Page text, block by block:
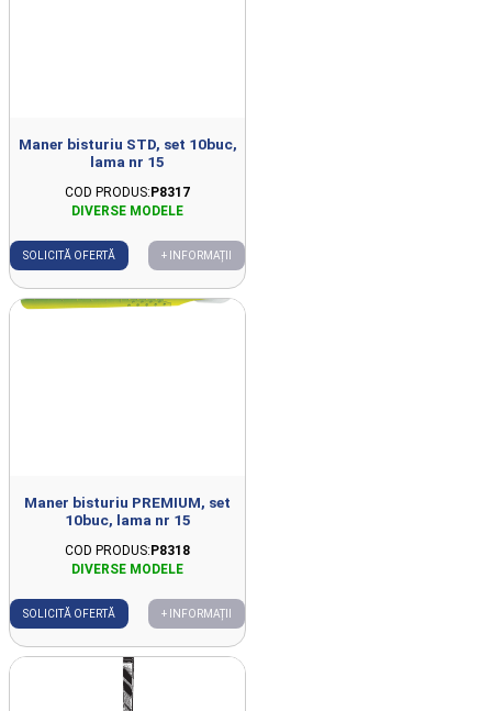
Maner bisturiu STD, set 10buc,
lama nr 15
COD PRODUS: P8317
SOLICITĂ OFERTĂ + INFORMAȚII
Maner bisturiu PREMIUM, set
10buc, lama nr 15
COD PRODUS:P8318
SOLICITĂ OFERTĂ + INFORMAȚII